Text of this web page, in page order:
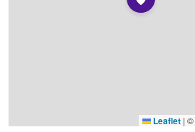
Leaflet | ©